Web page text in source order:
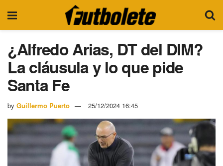
¿Alfredo Arias, DT del DIM?
La cláusula y lo que pide
Santa Fe
by Guillermo Puerto 25/12/2024 16:45